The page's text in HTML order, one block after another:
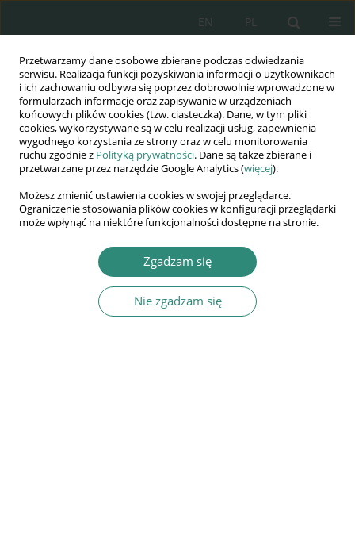
Przetwarzamy dane osobowe zbierane podczas odwiedzania
serwisu. Realizacja funkcji pozyskiwania informacji o użytkownikach
i ich zachowaniu odbywa się poprzez dobrowolnie wprowadzone w
formularzach informacje oraz zapisywanie w urządzeniach
końcowych plików cookies (tzw. ciasteczka). Dane, w tym pliki
cookies, wykorzystywane są w celu realizacji usług, zapewnienia
wygodnego korzystania ze strony oraz w celu monitorowania
ruchu zgodnie z Polityką prywatności. Dane są także zbierane i
przetwarzane przez narzędzie Google Analytics (więcej).
Możesz zmienić ustawienia cookies w swojej przeglądarce.
Ograniczenie stosowania plików cookies w konfiguracji przeglądarki
może wpłynąć na niektóre funkcjonalności dostępne na stronie.
Zgadzam się
Nie zgadzam się
PL
EN
Wydawnictwo
AWSGE
Akademia Nauk Stosowanych
WSGE
im. Alcide De Gasperi
Ewa Pudłowska
Zoom fatigue wśród nastolatków